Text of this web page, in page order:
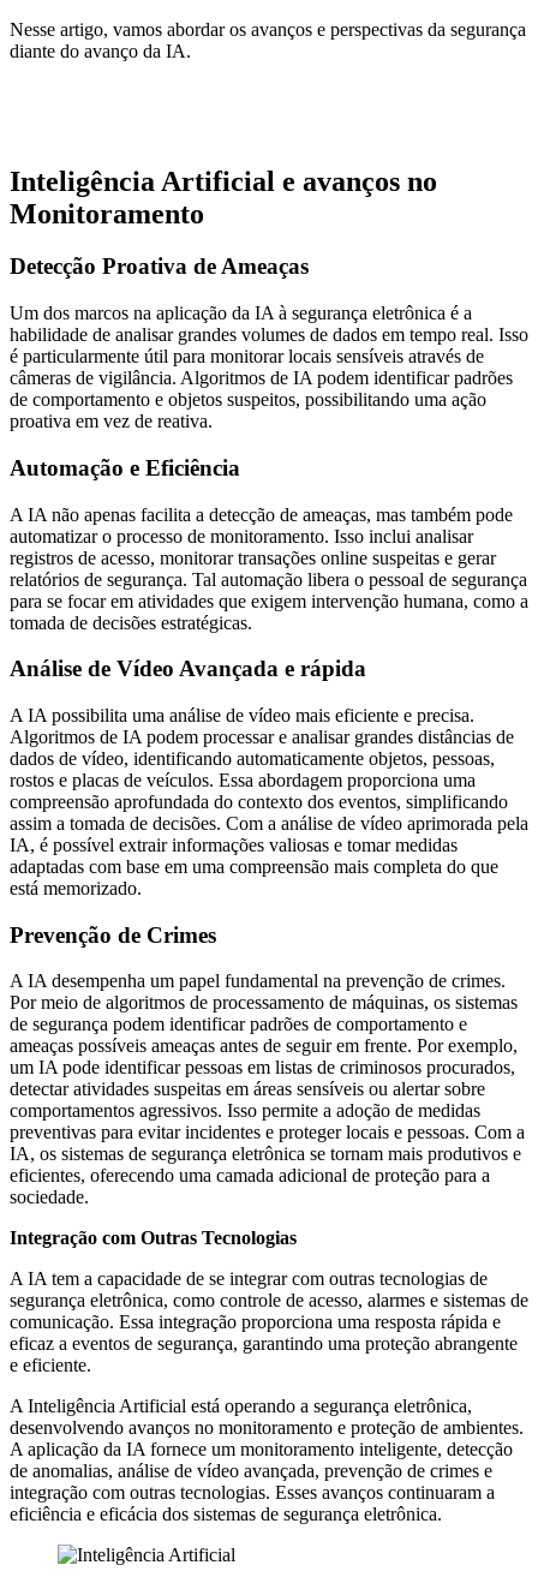
Nesse artigo, vamos abordar os avanços e perspectivas da segurança
diante do avanço da IA.
Inteligência Artificial e avanços no
Monitoramento
Detecção Proativa de Ameaças
Um dos marcos na aplicação da IA à segurança eletrônica é a
habilidade de analisar grandes volumes de dados em tempo real. Isso
é particularmente útil para monitorar locais sensíveis através de
câmeras de vigilância. Algoritmos de IA podem identificar padrões
de comportamento e objetos suspeitos, possibilitando uma ação
proativa em vez de reativa.
Automação e Eficiência
A IA não apenas facilita a detecção de ameaças, mas também pode
automatizar o processo de monitoramento. Isso inclui analisar
registros de acesso, monitorar transações online suspeitas e gerar
relatórios de segurança. Tal automação libera o pessoal de segurança
para se focar em atividades que exigem intervenção humana, como a
tomada de decisões estratégicas.
Análise de Vídeo Avançada e rápida
A IA possibilita uma análise de vídeo mais eficiente e precisa.
Algoritmos de IA podem processar e analisar grandes distâncias de
dados de vídeo, identificando automaticamente objetos, pessoas,
rostos e placas de veículos. Essa abordagem proporciona uma
compreensão aprofundada do contexto dos eventos, simplificando
assim a tomada de decisões. Com a análise de vídeo aprimorada pela
IA, é possível extrair informações valiosas e tomar medidas
adaptadas com base em uma compreensão mais completa do que
está memorizado.
Prevenção de Crimes
A IA desempenha um papel fundamental na prevenção de crimes.
Por meio de algoritmos de processamento de máquinas, os sistemas
de segurança podem identificar padrões de comportamento e
ameaças possíveis ameaças antes de seguir em frente. Por exemplo,
um IA pode identificar pessoas em listas de criminosos procurados,
detectar atividades suspeitas em áreas sensíveis ou alertar sobre
comportamentos agressivos. Isso permite a adoção de medidas
preventivas para evitar incidentes e proteger locais e pessoas. Com a
IA, os sistemas de segurança eletrônica se tornam mais produtivos e
eficientes, oferecendo uma camada adicional de proteção para a
sociedade.
Integração com Outras Tecnologias
A IA tem a capacidade de se integrar com outras tecnologias de
segurança eletrônica, como controle de acesso, alarmes e sistemas de
comunicação. Essa integração proporciona uma resposta rápida e
eficaz a eventos de segurança, garantindo uma proteção abrangente
e eficiente.
A Inteligência Artificial está operando a segurança eletrônica,
desenvolvendo avanços no monitoramento e proteção de ambientes.
A aplicação da IA ​​fornece um monitoramento inteligente, detecção
de anomalias, análise de vídeo avançada, prevenção de crimes e
integração com outras tecnologias. Esses avanços continuaram a
eficiência e eficácia dos sistemas de segurança eletrônica.